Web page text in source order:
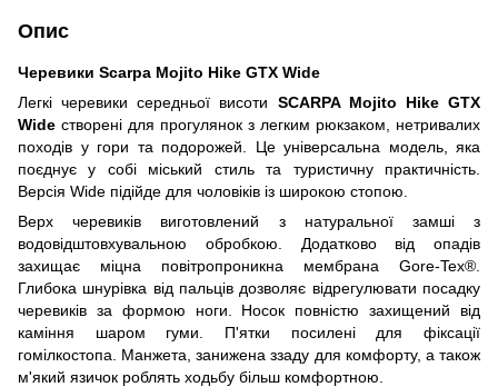
Опис
Черевики Scarpa Mojito Hike GTX Wide
Легкі черевики середньої висоти SCARPA Mojito Hike GTX
Wide створені для прогулянок з легким рюкзаком, нетривалих
походів у гори та подорожей. Це універсальна модель, яка
поєднує у собі міський стиль та туристичну практичність.
Версія Wide підійде для чоловіків із широкою стопою.
Верх черевиків виготовлений з натуральної замші з
водовідштовхувальною обробкою. Додатково від опадів
захищає міцна повітропроникна мембрана Gore-Tex®.
Глибока шнурівка від пальців дозволяє відрегулювати посадку
черевиків за формою ноги. Носок повністю захищений від
каміння шаром гуми. П'ятки посилені для фіксації
гомілкостопа. Манжета, занижена ззаду для комфорту, а також
м'який язичок роблять ходьбу більш комфортною.